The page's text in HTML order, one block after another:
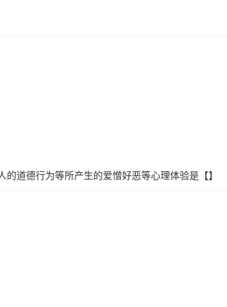
道德行为等所产生的爱憎好恶等心理体验是【】